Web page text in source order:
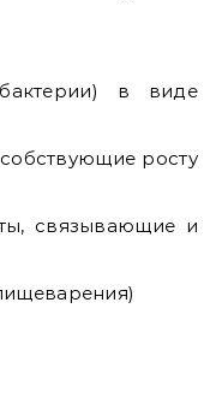
в виде
росту
связывающие и